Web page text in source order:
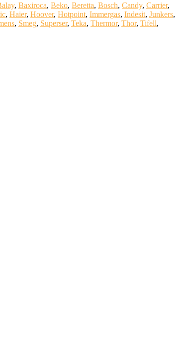
, Baxiroca, Beko, Beretta, Bosch, Candy, Carrier,
, Haier, Hoover, Hotpoint, Immergas, Indesit, Junkers,
, Smeg, Superser, Teka, Thermor, Thor, Tifell,